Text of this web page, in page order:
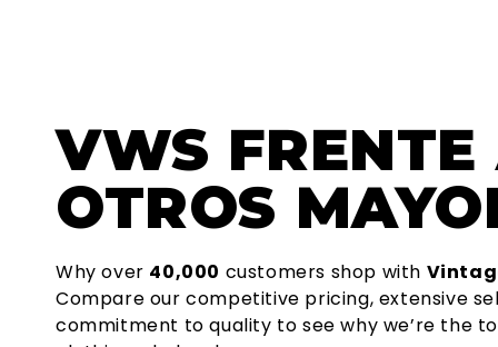
VWS FRENTE
OTROS
Why over 40,000 customers shop with
Compare our competitive pricing, extensive
commitment to quality to see why we’re the